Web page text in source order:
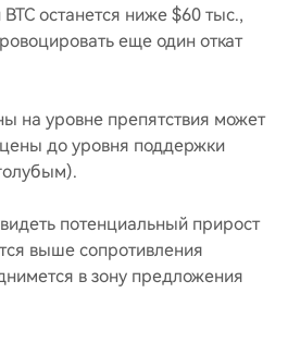
останется ниже $60 тыс.,
еще один откат
на уровне препятствия может
до уровня поддержки
потенциальный прирост
выше сопротивления
в зону предложения